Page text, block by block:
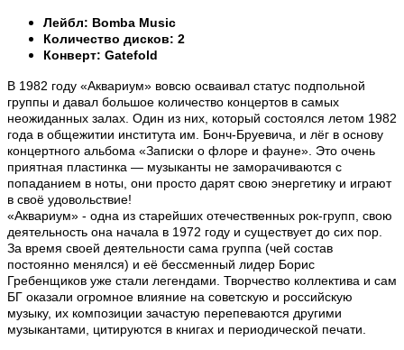
Лейбл: Bomba Music
Количество дисков: 2
Конверт: Gatefold
В 1982 году «Аквариум» вовсю осваивал статус подпольной
группы и давал большое количество концертов в самых
неожиданных залах. Один из них, который состоялся летом 1982
года в общежитии института им. Бонч-Бруевича, и лёг в основу
концертного альбома «Записки о флоре и фауне». Это очень
приятная пластинка — музыканты не заморачиваются с
попаданием в ноты, они просто дарят свою энергетику и играют
в своё удовольствие!
«Аквариум» - одна из старейших отечественных рок-групп, свою
деятельность она начала в 1972 году и существует до сих пор.
За время своей деятельности сама группа (чей состав
постоянно менялся) и её бессменный лидер Борис
Гребенщиков уже стали легендами. Творчество коллектива и сам
БГ оказали огромное влияние на советскую и российскую
музыку, их композиции зачастую перепеваются другими
музыкантами, цитируются в книгах и периодической печати.